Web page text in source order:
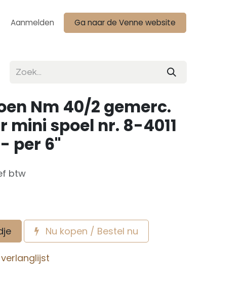
Aanmelden Ga naar de Venne website
Nm 40/2 gemerc.
spoel nr. 8-4011
per 6"
btw
Nu kopen / Bestel nu